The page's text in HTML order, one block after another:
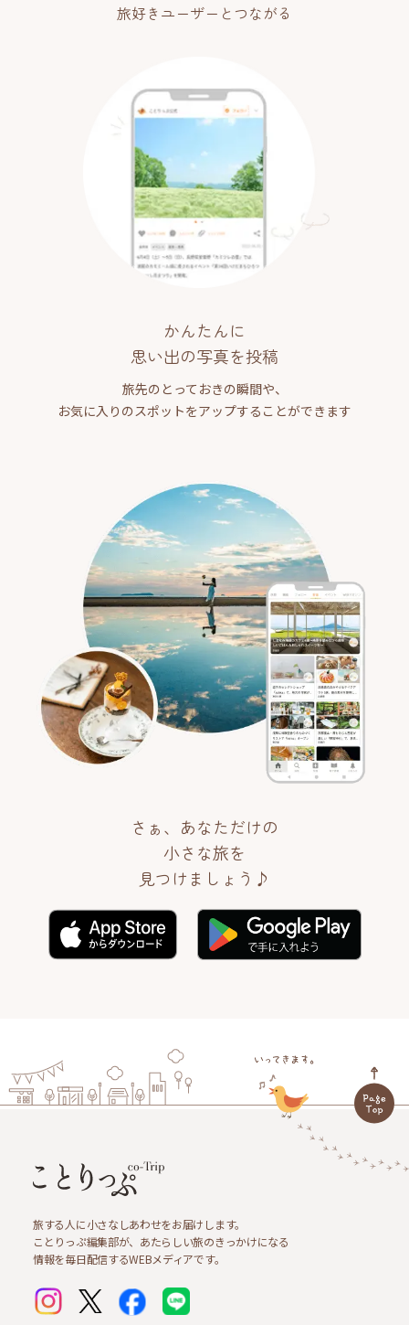
旅好きユーザーとつながる
かんたんに
思い出の写真を投稿
旅先のとっておきの瞬間や、
お気に入りのスポットをアップすることができます
さぁ、あなただけの
小さな旅を
見つけましょう♪
旅する人に小さなしあわせをお届けします。
ことりっぷ編集部が、あたらしい旅のきっかけになる
情報を毎日配信するWEBメディアです。